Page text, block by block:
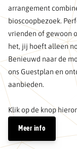
arrangement
bioscoopbezoek.
vrienden of gewoon
het, jij hoeft alleen
Benieuwd naar de
ons Guestplan en
aanbieden.
Klik op de knop
Meer info